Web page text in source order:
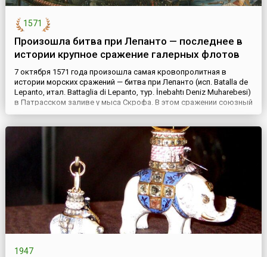
1571
Произошла битва при Лепанто — последнее в
истории крупное сражение галерных флотов
7 октября 1571 года произошла самая кровопролитная в
истории морских сражений — битва при Лепанто (исп. Batalla de
Lepanto, итал. Battaglia di Lepanto, тур. İnebahtı Deniz Muharebesi)
в Патрасском заливе у мыса Скрофа. В этом сражении союзный
испано-венецианский флот, нанеся сокрушительное поражение
господству турков в Средиземном море. С...
1947